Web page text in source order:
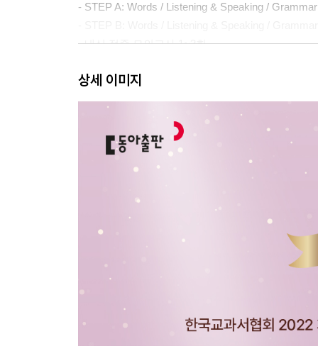
- STEP A: Words / Listening & Speaking /
- 내신 적중 모의고사 1~3회
Lesson 08 Time Travel
- STEP A: Words / Grammar / Reading / 기타 지문
- STEP B: Words / Grammar / Reading / 서술형
- 내신 적중 모의고사 1~3회
상세 이미지